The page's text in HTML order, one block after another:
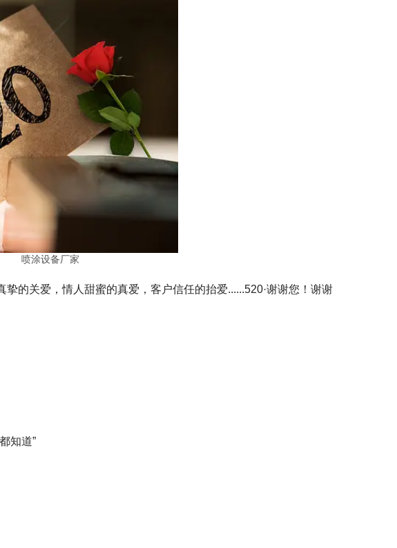
喷涂设备厂家
的关爱，情人甜蜜的真爱，客户信任的抬爱......520·谢谢您！谢谢
知道”